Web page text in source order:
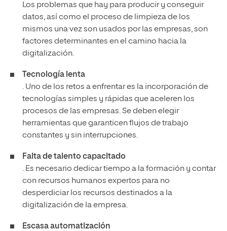
Los problemas que hay para producir y conseguir
datos, así como el proceso de limpieza de los
mismos una vez son usados por las empresas, son
factores determinantes en el camino hacia la
digitalización.
Tecnología lenta
. Uno de los retos a enfrentar es la incorporación de
tecnologías simples y rápidas que aceleren los
procesos de las empresas. Se deben elegir
herramientas que garanticen flujos de trabajo
constantes y sin interrupciones.
Falta de talento capacitado
. Es necesario dedicar tiempo a la formación y contar
con recursos humanos expertos para no
desperdiciar los recursos destinados a la
digitalización de la empresa.
Escasa automatización